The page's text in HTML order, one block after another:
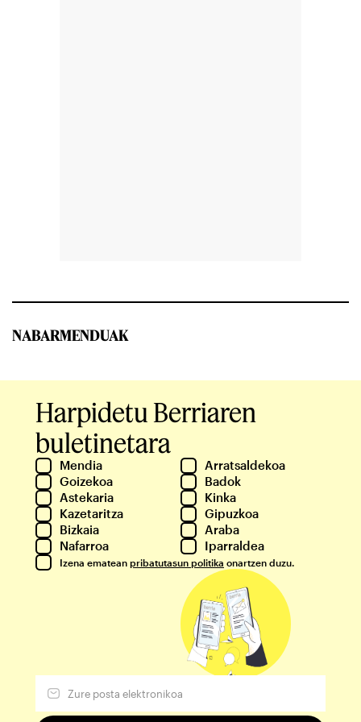
NABARMENDUAK
Harpidetu Berriaren
buletinetara
Mendia
Arratsaldekoa
Goizekoa
Badok
Astekaria
Kinka
Kazetaritza
Gipuzkoa
Bizkaia
Araba
Nafarroa
Iparraldea
Izena ematean pribatutasun politika onartzen duzu.